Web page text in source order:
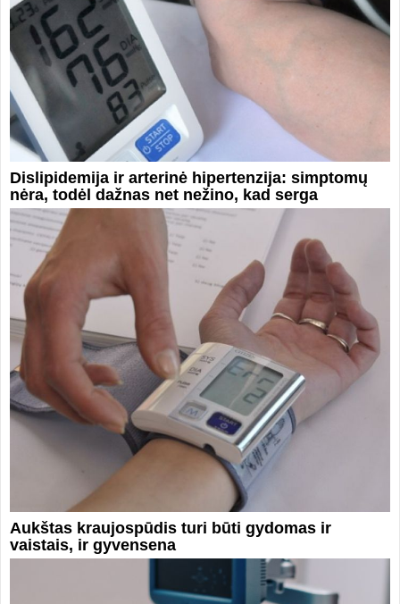
Dislipidemija ir arterinė hipertenzija: simptomų
nėra, todėl dažnas net nežino, kad serga
Aukštas kraujospūdis turi būti gydomas ir
vaistais, ir gyvensena